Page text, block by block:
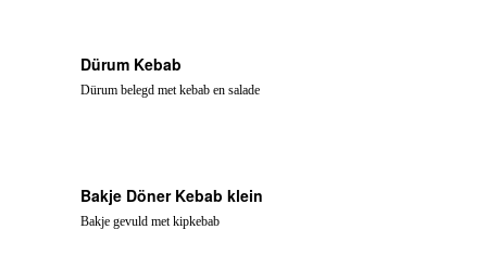
Dürum Kebab
Dürum belegd met kebab en salade
Bakje Döner Kebab klein
Bakje gevuld met kipkebab